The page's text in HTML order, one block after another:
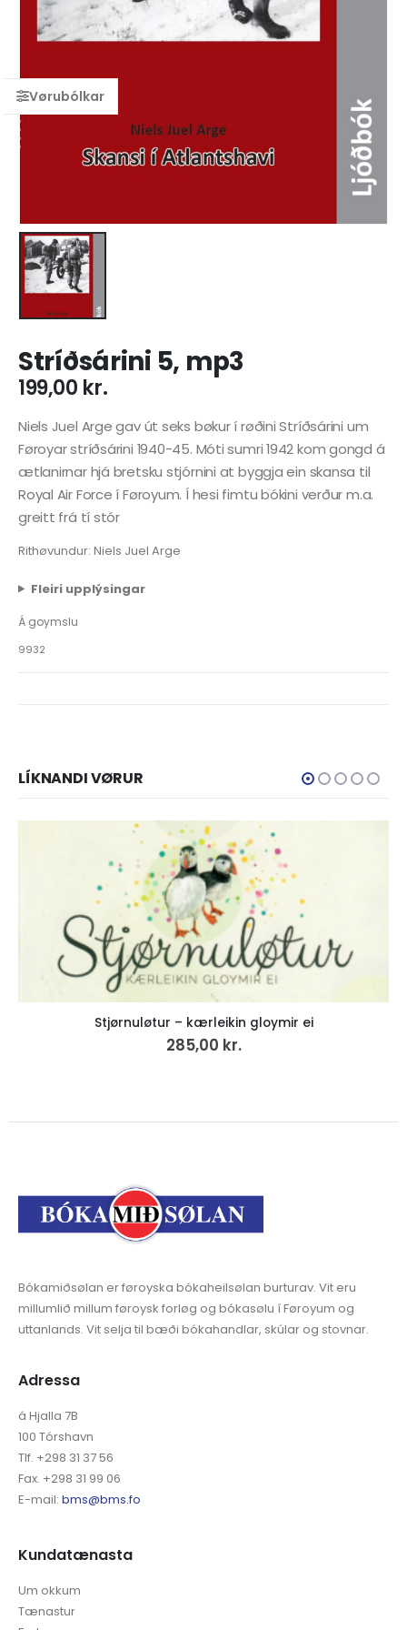
Stríðsárini 5, mp3
199,00 kr.
Niels Juel Arge gav út seks bøkur í røðini Stríðsárini um
Føroyar stríðsárini 1940-45. Móti sumri 1942 kom gongd á
ætlanirnar hjá bretsku stjórnini at byggja ein skansa til
Royal Air Force í Føroyum. Í hesi fimtu bókini verður m.a.
greitt frá tí stór
Rithøvundur: Niels Juel Arge
Fleiri upplýsingar
Á goymslu
9932
LÍKNANDI VØRUR
Stjørnuløtur – kærleikin gloymir ei
285,00 kr.
Bókamiðsølan er føroyska bókaheilsølan burturav. Vit eru
millumlið millum føroysk forløg og bókasølu í Føroyum og
uttanlands. Vit selja til bæði bókahandlar, skúlar og stovnar.
Adressa
á Hjalla 7B
100 Tórshavn
Tlf. +298 31 37 56
Fax. +298 31 99 06
E-mail: bms@bms.fo
Kundatænasta
Um okkum
Tænastur